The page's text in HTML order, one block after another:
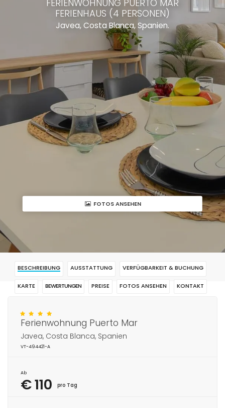
FERIENWOHNUNG PUERTO MAR
FERIENHAUS (4 PERSONEN)
Javea, Costa Blanca, Spanien.
FOTOS ANSEHEN
BESCHREIBUNG AUSSTATTUNG VERFÜGBARKEIT & BUCHUNG
KARTE BEWERTUNGEN PREISE FOTOS ANSEHEN KONTAKT
Ferienwohnung Puerto Mar
Javea, Costa Blanca, Spanien
VT-494421-A
Ab
€ 110 pro Tag